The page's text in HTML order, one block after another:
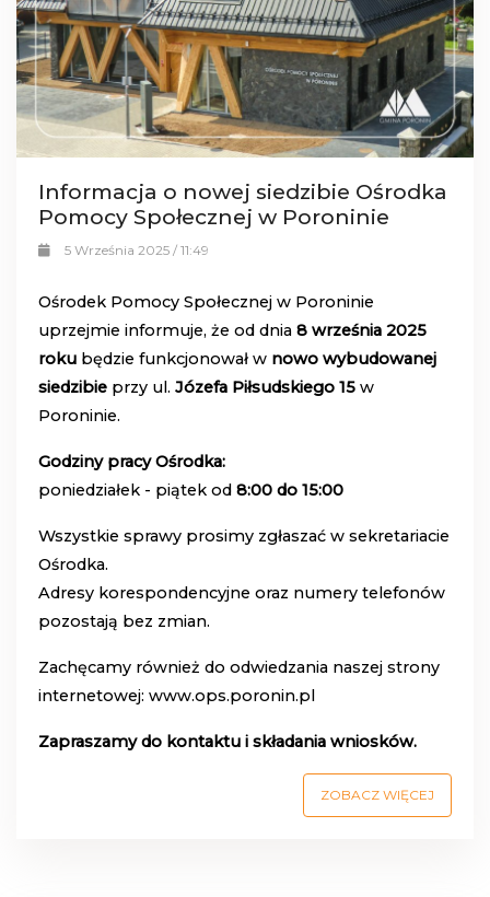
Informacja o nowej siedzibie Ośrodka
Pomocy Społecznej w Poroninie
5 Września 2025 / 11:49
Ośrodek Pomocy Społecznej w Poroninie
uprzejmie informuje, że od dnia 8 września 2025
roku będzie funkcjonował w nowo wybudowanej
siedzibie przy ul. Józefa Piłsudskiego 15 w
Poroninie.
Godziny pracy Ośrodka:
poniedziałek - piątek od 8:00 do 15:00
Wszystkie sprawy prosimy zgłaszać w sekretariacie
Ośrodka.
Adresy korespondencyjne oraz numery telefonów
pozostają bez zmian.
Zachęcamy również do odwiedzania naszej strony
internetowej: www.ops.poronin.pl
Zapraszamy do kontaktu i składania wniosków.
ZOBACZ WIĘCEJ